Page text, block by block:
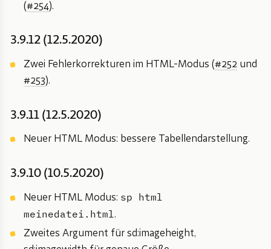
(#254).
3.9.12 (12.5.2020)
Zwei Fehlerkorrekturen im HTML-Modus (#252 und
#253).
3.9.11 (12.5.2020)
Neuer HTML Modus: bessere Tabellendarstellung.
3.9.10 (10.5.2020)
Neuer HTML Modus: sp html
meinedatei.html.
Zweites Argument für sd:imageheight,